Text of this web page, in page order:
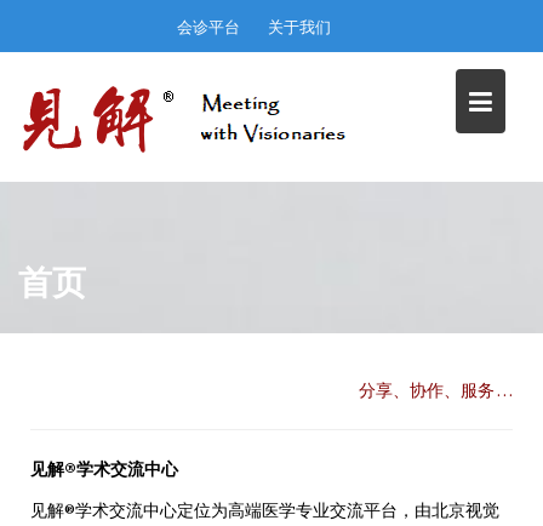
会诊平台 关于我们
首页
分享、协作、服务 …
见解®学术交流中心
见解®学术交流中心定位为高端医学专业交流平台，由北京视觉